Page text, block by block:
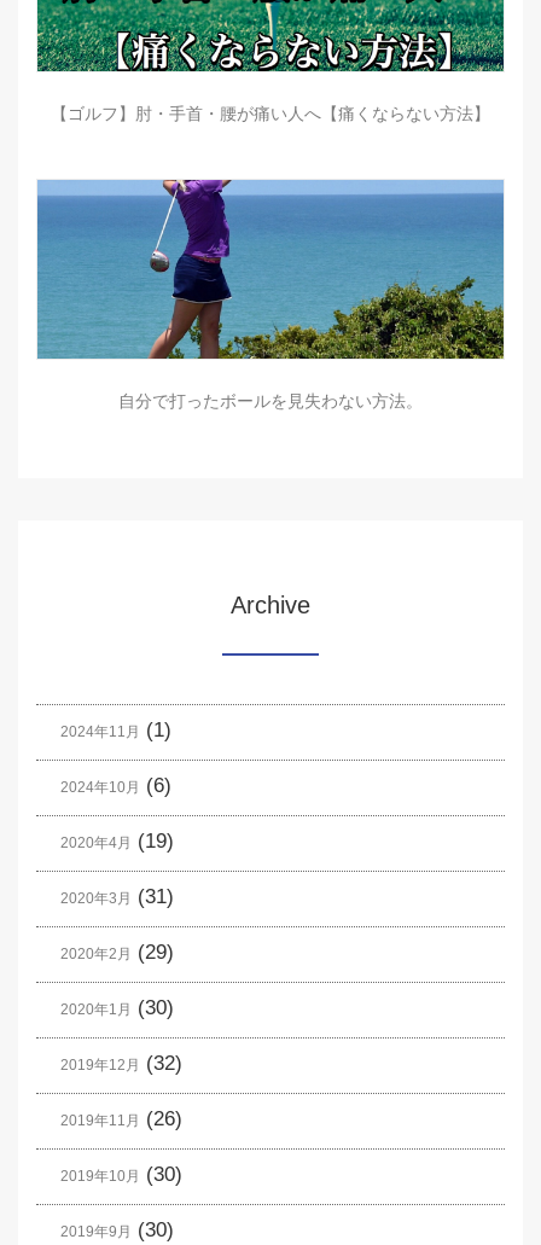
【ゴルフ】肘・手首・腰が痛い人へ【痛くならない方法】
自分で打ったボールを見失わない方法。
Archive
2024年11月 (1)
2024年10月 (6)
2020年4月 (19)
2020年3月 (31)
2020年2月 (29)
2020年1月 (30)
2019年12月 (32)
2019年11月 (26)
2019年10月 (30)
2019年9月 (30)